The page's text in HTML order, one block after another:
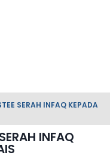
SERAH INFAQ KEPADA
INFAQ